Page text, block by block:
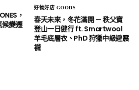
，
候變遷
好物好店 GOODS
春天未來，冬花滿開 — 秩父寶
登山一日健行 ft. Smartwool
羊毛底層衣、PhD 狩獵中級避震
襪